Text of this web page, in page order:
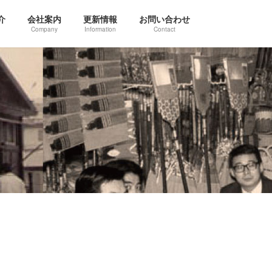
会社案内
Company
更新情報
Information
お問い合わせ
Contact